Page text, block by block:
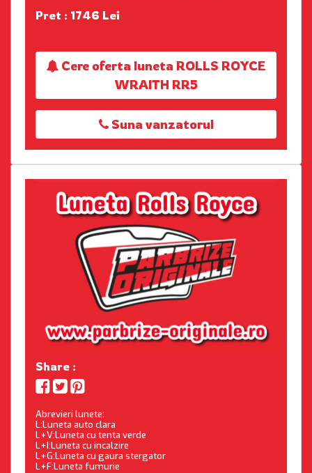
Pret : 1746 Lei
Cere oferta luneta ROLLS ROYCE
WRAITH RR5
Suna vanzatorul
Share :
Abrevieri lunete:
L:Luneta auto clara
L+V:Luneta cu tenta verde
L+I:Luneta cu incalzire
L+G:Luneta cu gaura stergator
L+F:Luneta fumurie